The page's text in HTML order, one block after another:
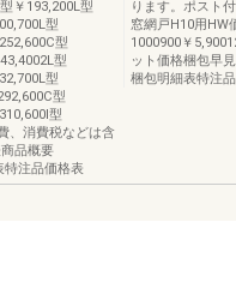
￥193,200L型
型
型
型
型
型
型
、消費税などは含
品概要
注品価格表
ります。ポスト
窓網戸H10用HW
1000900￥
ット価格梱包早
梱包明細表特注